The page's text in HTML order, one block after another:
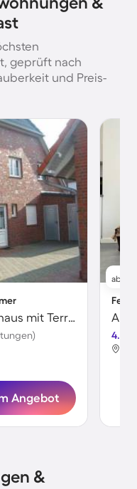
geprüft nach
und Preis-
Familienorientiertes Ferienhaus mit Terrasse | Strand in der Nähe
Angebot
ab
4.7
&